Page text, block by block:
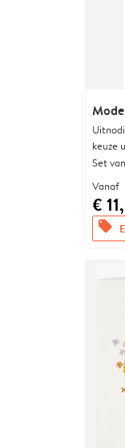
keuze
Set
Vanaf
€
offers